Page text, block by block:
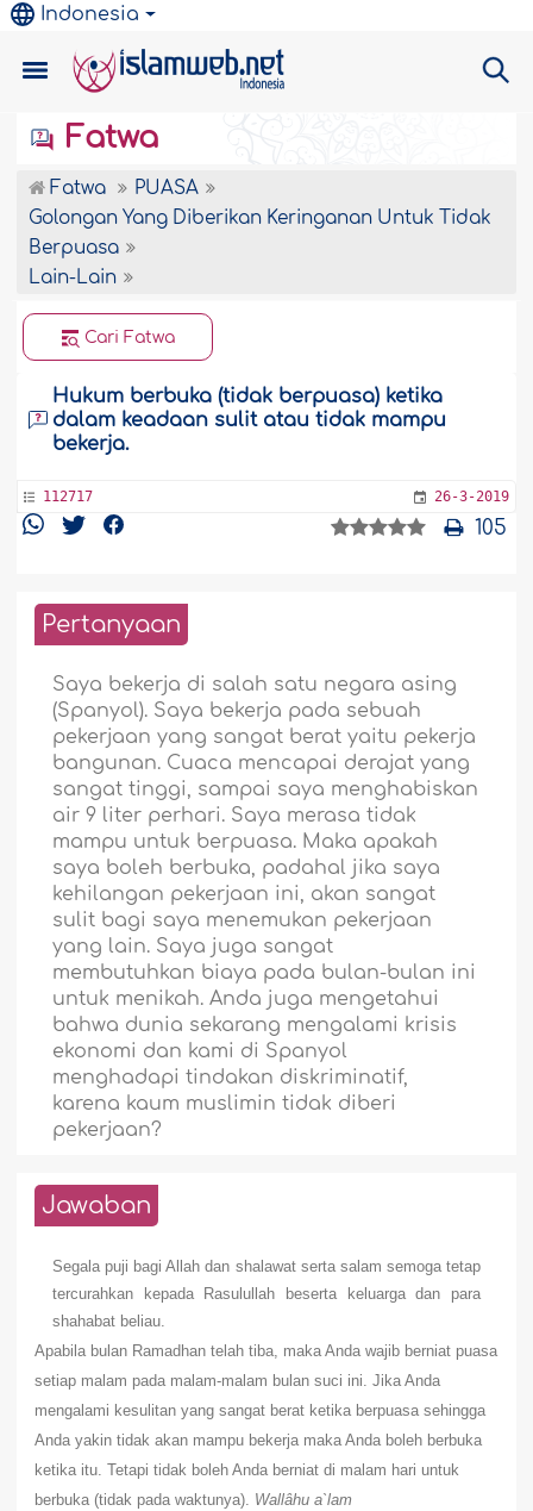
Indonesia
Fatwa
Fatwa
PUASA
Golongan Yang Diberikan Keringanan Untuk Tidak
Berpuasa
Lain-Lain
Cari Fatwa
Hukum berbuka (tidak berpuasa) ketika
dalam keadaan sulit atau tidak mampu
bekerja.
112717 26-3-2019
105
Pertanyaan
Saya bekerja di salah satu negara asing
(Spanyol). Saya bekerja pada sebuah
pekerjaan yang sangat berat yaitu pekerja
bangunan. Cuaca mencapai derajat yang
sangat tinggi, sampai saya menghabiskan
air 9 liter perhari. Saya merasa tidak
mampu untuk berpuasa. Maka apakah
saya boleh berbuka, padahal jika saya
kehilangan pekerjaan ini, akan sangat
sulit bagi saya menemukan pekerjaan
yang lain. Saya juga sangat
membutuhkan biaya pada bulan-bulan ini
untuk menikah. Anda juga mengetahui
bahwa dunia sekarang mengalami krisis
ekonomi dan kami di Spanyol
menghadapi tindakan diskriminatif,
karena kaum muslimin tidak diberi
pekerjaan?
Jawaban
Segala puji bagi Allah dan shalawat serta salam semoga tetap
tercurahkan kepada Rasulullah beserta keluarga dan para
shahabat beliau.
Apabila bulan Ramadhan telah tiba, maka Anda wajib berniat puasa
setiap malam pada malam-malam bulan suci ini. Jika Anda
mengalami kesulitan yang sangat berat ketika berpuasa sehingga
Anda yakin tidak akan mampu bekerja maka Anda boleh berbuka
ketika itu. Tetapi tidak boleh Anda berniat di malam hari untuk
berbuka (tidak padawaktunya). Wallâhu a`lam